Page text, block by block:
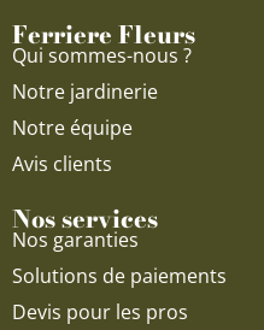
Ferriere Fleurs
Qui sommes-nous ?
Notre jardinerie
Notre équipe
Avis clients
Nos services
Nos garanties
Solutions de paiements
Devis pour les pros